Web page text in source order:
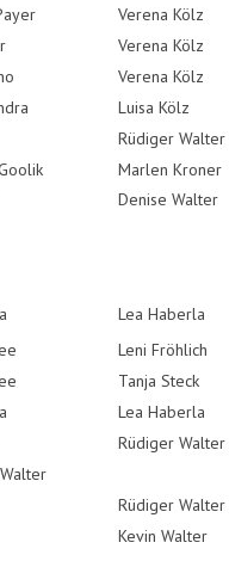
Verena Kölz
Verena Kölz
Verena Kölz
Luisa Kölz
Rüdiger Walter
Marlen Kroner
Denise Walter
Lea Haberla
Leni Fröhlich
Tanja Steck
Lea Haberla
Rüdiger Walter
Rüdiger Walter
Kevin Walter